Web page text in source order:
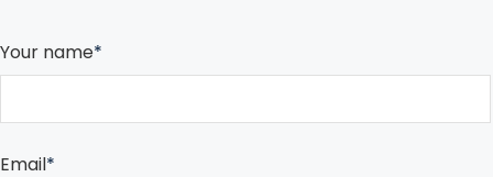
Your name*
Email*